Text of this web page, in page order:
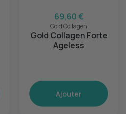
69,60 €
Gold Collagen
Gold Collagen Forte
Ageless
Ajouter